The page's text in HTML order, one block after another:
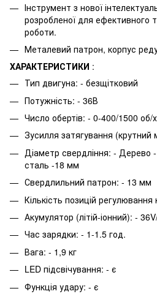
Інструмент з нової
розробленої для ефективного
роботи.
Металевий патрон, корпус
ХАРАКТЕРИСТИКИ :
Тип двигуна: - безщітковий
Потужність: - 36В
Число обертів: - 0-400/1500 об/
Зусилля затягування
Діаметр свердління: -
сталь -18 мм
Свердлильний патрон: - 13 мм
Кількість позицій
Акумулятор (літій-іонний): -
Час зарядки: - 1-1.5 год.
Вага: - 1,9 кг
LED підсвічування: - є
Функція удару: - є